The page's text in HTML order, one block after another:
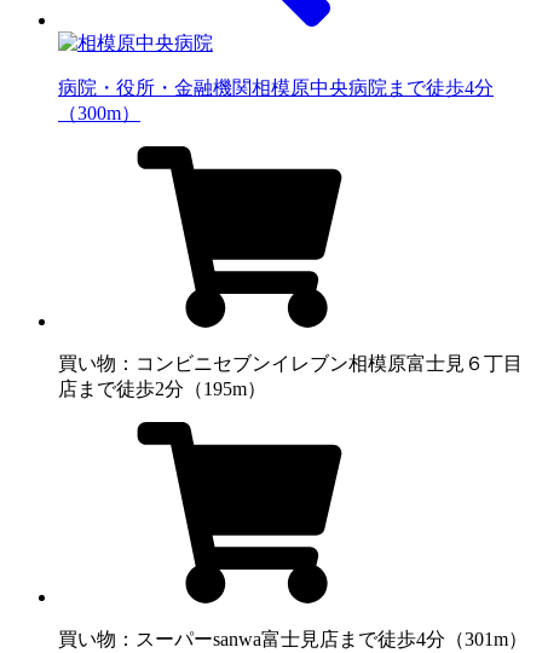
病院・役所・金融機関相模原中央病院まで徒歩4分
（300m）
買い物：コンビニセブンイレブン相模原富士見６丁目
店まで徒歩2分（195m）
買い物：スーパーsanwa富士見店まで徒歩4分（301m）